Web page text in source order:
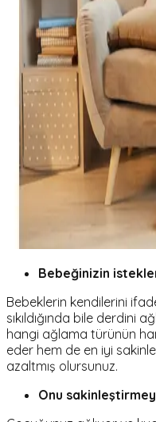
Bebeğinizin
Bebeklerin kendilerini
sıkıldığında bile derdini
hangi ağlama türünün
eder hem de en iyi
azaltmış olursunuz.
Onu